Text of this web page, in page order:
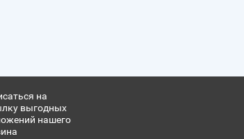
на
выгодных
нашего